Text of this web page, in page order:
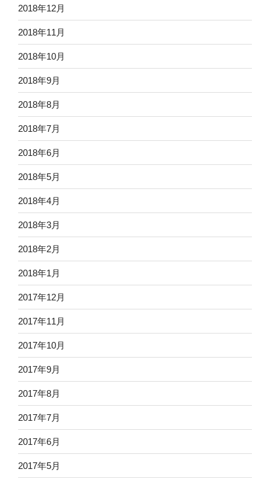
2018年12月
2018年11月
2018年10月
2018年9月
2018年8月
2018年7月
2018年6月
2018年5月
2018年4月
2018年3月
2018年2月
2018年1月
2017年12月
2017年11月
2017年10月
2017年9月
2017年8月
2017年7月
2017年6月
2017年5月